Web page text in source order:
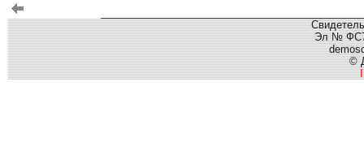
Эл №
©